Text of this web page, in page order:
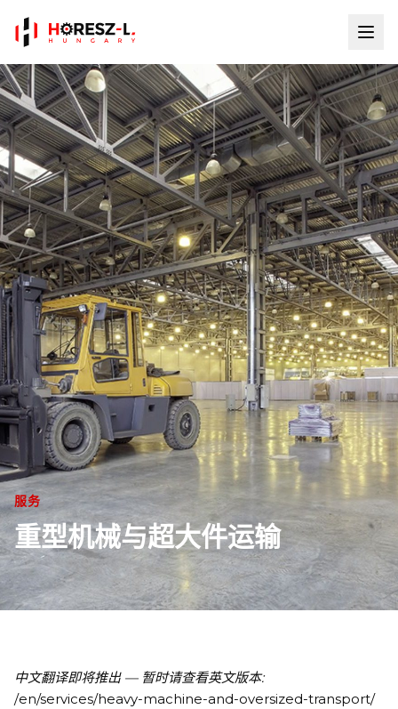
服务
重型机械与超大件运输
中文翻译即将推出 — 暂时请查看英文版本:
/en/services/heavy-machine-and-oversized-transport/